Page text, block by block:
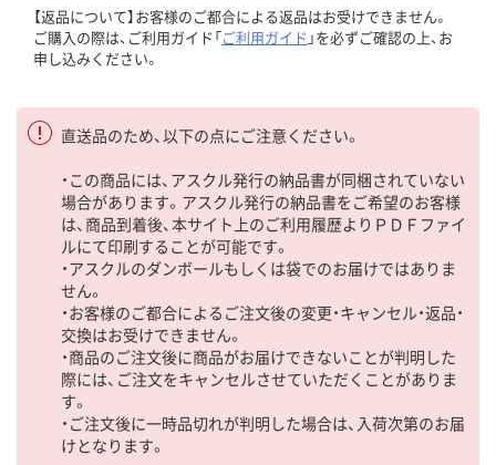
【返品について】お客様のご都合による返品はお受けできません。
ご購入の際は、ご利用ガイド「ご利用ガイド 」を必ずご確認の上、お
申し込みください。
直送品のため、以下の点にご注意ください。
・この商品には、アスクル発行の納品書が同梱されていない
場合があります。アスクル発行の納品書をご希望のお客様
は、商品到着後、本サイト上のご利用履歴よりＰＤＦファイ
ルにて印刷することが可能です。
・アスクルのダンボールもしくは袋でのお届けではありま
せん。
・お客様のご都合によるご注文後の変更・キャンセル・返品・
交換はお受けできません。
・商品のご注文後に商品がお届けできないことが判明した
際には、ご注文をキャンセルさせていただくことがありま
す。
・ご注文後に一時品切れが判明した場合は、入荷次第のお届
けとなります。